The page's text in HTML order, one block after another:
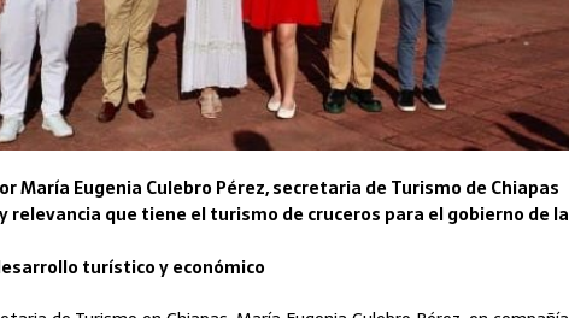
María Eugenia Culebro Pérez, secretaria de Turismo de Chiapas
relevancia que tiene el turismo de cruceros para el gobierno de la
turístico y económico